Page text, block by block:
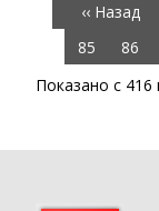
‹‹ Назад
85
86
Показано с 416